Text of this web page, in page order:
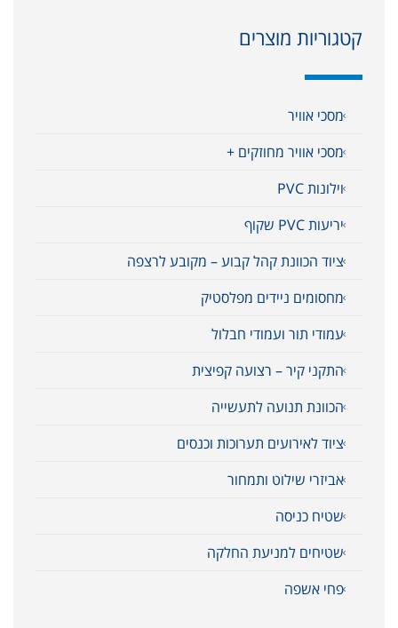
קטגוריות מוצרים
מסכי אוויר
מסכי אוויר מחוזקים +
וילונות PVC
יריעות PVC שקוף
ציוד הכוונת קהל קבוע – מקובע לרצפה
מחסומים ניידים מפלסטיק
עמודי תור ועמודי חבלול
התקני קיר – רצועה קפיצית
הכוונת תנועה לתעשייה
ציוד לאירועים תערוכות וכנסים
אביזרי שילוט ותמחור
שטיח כניסה
שטיחים למניעת החלקה
פחי אשפה